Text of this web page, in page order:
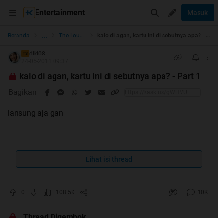
Entertainment Masuk
Beranda ... The Lounge
TS diki08
kalo di agan, kartu ini di sebutnya apa? - Part 1
Bagikan
lansung aja gan
Uploaded withImageShack.us
kalo ane nyebutnya lompong..
Lihat isi thread
108.5K